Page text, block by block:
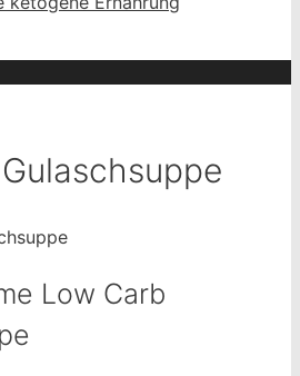
Low Carb